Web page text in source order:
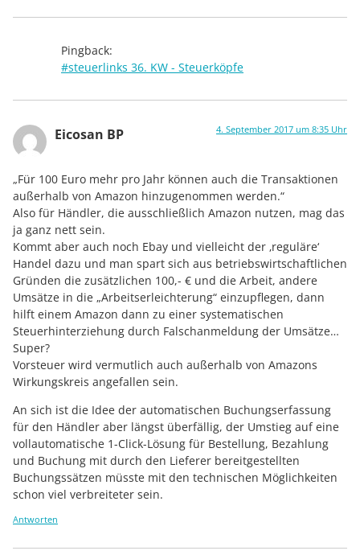
Pingback:
#steuerlinks 36. KW - Steuerköpfe
Eicosan BP 4. September 2017 um 8:35 Uhr
„Für 100 Euro mehr pro Jahr können auch die Transaktionen
außerhalb von Amazon hinzugenommen werden.“
Also für Händler, die ausschließlich Amazon nutzen, mag das
ja ganz nett sein.
Kommt aber auch noch Ebay und vielleicht der ‚reguläre‘
Handel dazu und man spart sich aus betriebswirtschaftlichen
Gründen die zusätzlichen 100,- € und die Arbeit, andere
Umsätze in die „Arbeitserleichterung“ einzupflegen, dann
hilft einem Amazon dann zu einer systematischen
Steuerhinterziehung durch Falschanmeldung der Umsätze…
Super?
Vorsteuer wird vermutlich auch außerhalb von Amazons
Wirkungskreis angefallen sein.
An sich ist die Idee der automatischen Buchungserfassung
für den Händler aber längst überfällig, der Umstieg auf eine
vollautomatische 1-Click-Lösung für Bestellung, Bezahlung
und Buchung mit durch den Lieferer bereitgestellten
Buchungssätzen müsste mit den technischen Möglichkeiten
schon viel verbreiteter sein.
Antworten